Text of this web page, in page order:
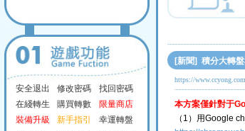
安全退出 修改密碼
找回密碼
在綫轉生
購買轉數
限量商店
裝備升級
新手指引
幸運轉盤
[新聞] 積分大轉
https://
本方案僅針對于
（1）用Google